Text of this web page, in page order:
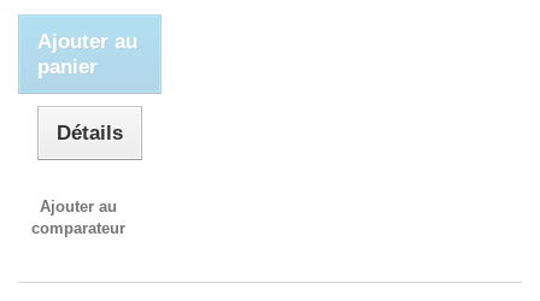
Ajouter au
panier
Détails
Ajouter au
comparateur